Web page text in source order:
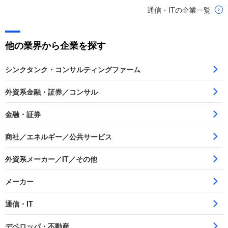
通信・ITの企業一覧
他の業界から企業を探す
シンクタンク・コンサルティングファーム
外資系金融・証券／コンサル
金融・証券
商社／エネルギー／公共サービス
外資系メーカー／IT／その他
メーカー
通信・IT
デベロッパ・不動産